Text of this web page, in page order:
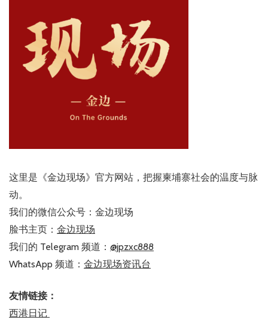
这里是《金边现场》官方网站，把握柬埔寨社会的温度与脉
动。
我们的微信公众号：金边现场
脸书主页： 金边现场
我们的 Telegram 频道： @jpzxc888
WhatsApp 频道： 金边现场资讯台
友情链接：
西港日记